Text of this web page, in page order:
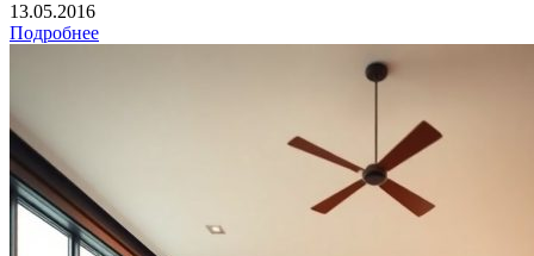
13.05.2016
Подробнее